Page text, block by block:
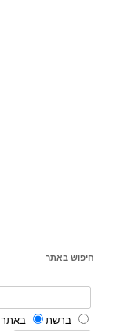
חיפוש באתר
ברשת באתר